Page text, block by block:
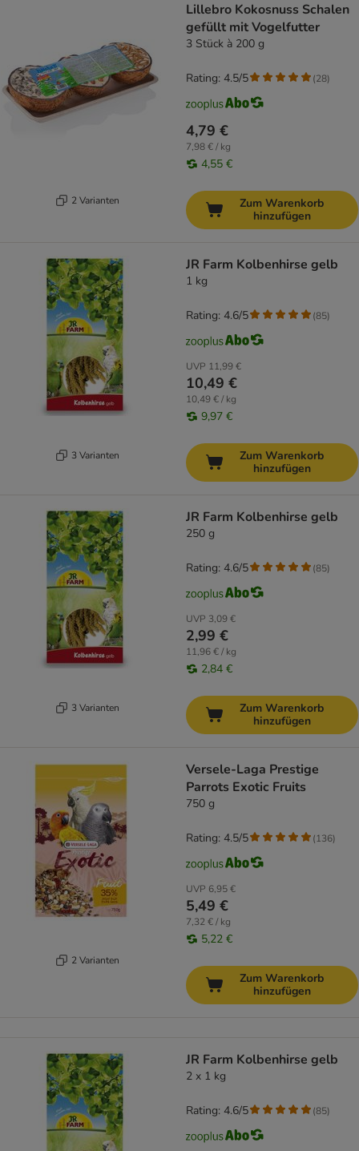
2 Varianten
Lillebro Kokosnuss Schalen
gefüllt mit Vogelfutter
3 Stück à 200 g
4,79 €
7,98 € / kg
4,55 €
Rating: 4.5/5 (28)
Zum Warenkorb
hinzufügen
3 Varianten
JR Farm Kolbenhirse gelb
1 kg
UVP 11,99 €
10,49 €
10,49 € / kg
9,97 €
Rating: 4.6/5 (85)
Zum Warenkorb
hinzufügen
3 Varianten
JR Farm Kolbenhirse gelb
250 g
UVP 3,09 €
2,99 €
11,96 € / kg
2,84 €
Rating: 4.6/5 (85)
Zum Warenkorb
hinzufügen
2 Varianten
Versele-Laga Prestige
Parrots Exotic Fruits
750 g
UVP 6,95 €
5,49 €
7,32 € / kg
5,22 €
Rating: 4.5/5 (136)
Zum Warenkorb
hinzufügen
JR Farm Kolbenhirse gelb
2 x 1 kg
Rating: 4.6/5 (85)